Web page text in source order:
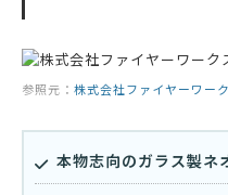
参照元： 株式会社ファイヤーワー
本物志向のガラス製ネ